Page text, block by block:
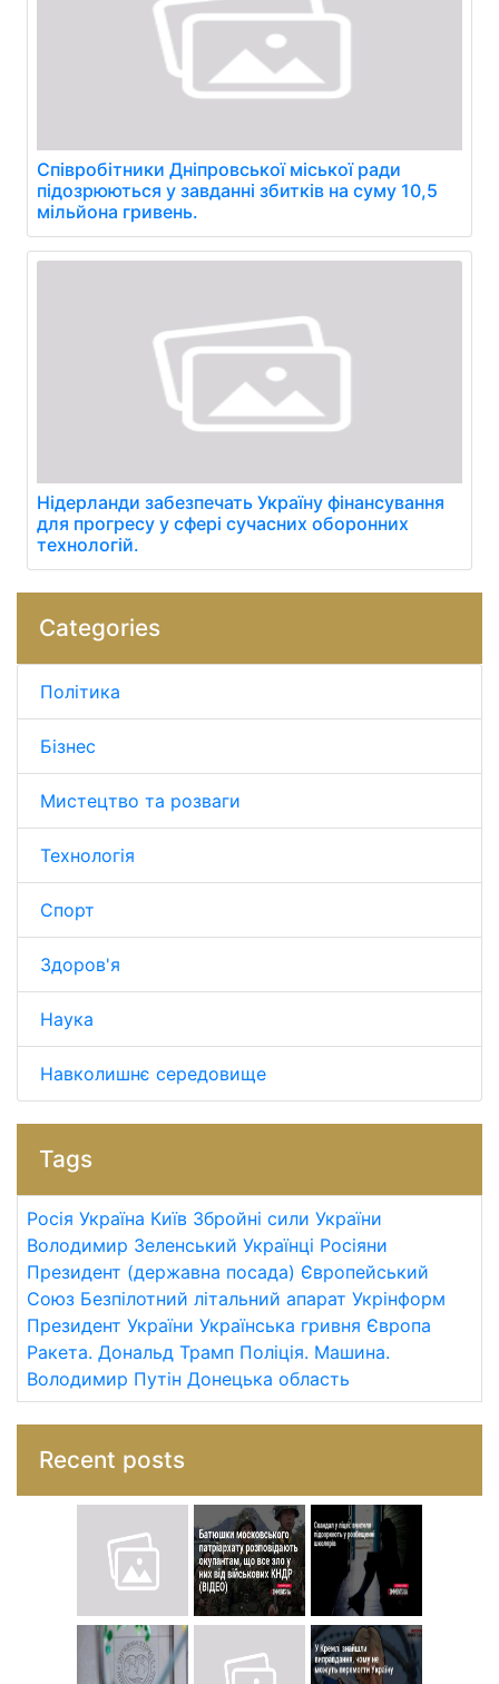
Співробітники Дніпровської міської ради
підозрюються у завданні збитків на суму 10,5
мільйона гривень.
Нідерланди забезпечать Україну фінансування
для прогресу у сфері сучасних оборонних
технологій.
Categories
Політика
Бізнес
Мистецтво та розваги
Технологія
Спорт
Здоров'я
Наука
Навколишнє середовище
Tags
Росія Україна Київ Збройні сили України
Володимир Зеленський Українці Росіяни
Президент (державна посада) Європейський
Союз Безпілотний літальний апарат Укрінформ
Президент України Українська гривня Європа
Ракета. Дональд Трамп Поліція. Машина.
Володимир Путін Донецька область
Recent posts